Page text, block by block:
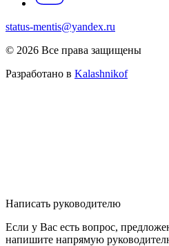
status-mentis@yandex.ru
© 2026 Все права защищены
Разработано в Kalashnikof
Написать руководителю
Если у Вас есть вопрос,
напишите напрямую